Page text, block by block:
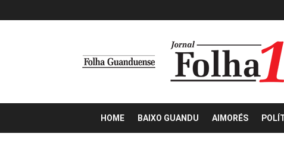
HOME BAIXO GUANDU AIMORÉS